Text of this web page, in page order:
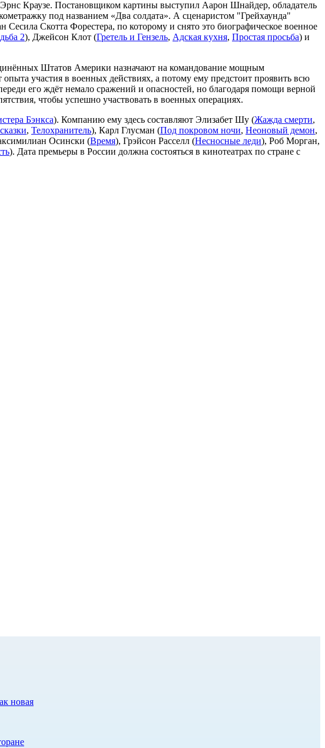
Краузе. Постановщиком картины выступил Аарон Шнайдер, обладатель
под названием «Два солдата». А сценаристом "Грейхаунда"
Сесила Скотта Форестера, по которому и снято это биографическое военное
2), Джейсон Клот (Гретель и Гензель, Адская кухня, Простая просьба) и
Штатов Америки назначают на командование мощным
участия в военных действиях, а потому ему предстоит проявить всю
его ждёт немало сражений и опасностей, но благодаря помощи верной
чтобы успешно участвовать в военных операциях.
Бэнкса). Компанию ему здесь составляют Элизабет Шу (Жажда смерти,
, Телохранитель), Карл Глусман (Под покровом ночи, Неоновый демон,
Осински (Время), Грэйсон Расселл (Несносные леди), Роб Морган,
). Дата премьеры в России должна состояться в кинотеатрах по стране с
новая